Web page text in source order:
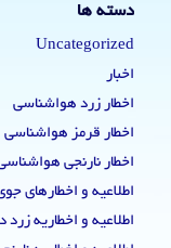
دسته ها
Uncategorized
اخبار
اخطار زرد هواشناسی
اخطار قرمز هواشناسی
اخطار نارنجی
اطلاعیه و اخطارهای
اطلاعیه و اخطاریه زرد